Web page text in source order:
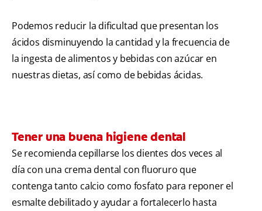
Podemos reducir la dificultad que presentan los
ácidos disminuyendo la cantidad y la frecuencia de
la ingesta de alimentos y bebidas con azúcar en
nuestras dietas, así como de bebidas ácidas.
Tener una buena higiene dental
Se recomienda cepillarse los dientes dos veces al
día con una crema dental con fluoruro que
contenga tanto calcio como fosfato para reponer el
esmalte debilitado y ayudar a fortalecerlo hasta